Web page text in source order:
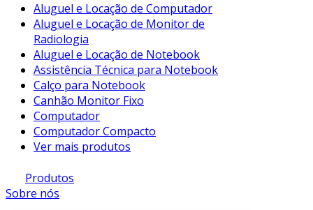
Aluguel e Locação de Computador
Aluguel e Locação de Monitor de
Radiologia
Aluguel e Locação de Notebook
Assistência Técnica para Notebook
Calço para Notebook
Canhão Monitor Fixo
Computador
Computador Compacto
Ver mais produtos
Produtos
Sobre nós